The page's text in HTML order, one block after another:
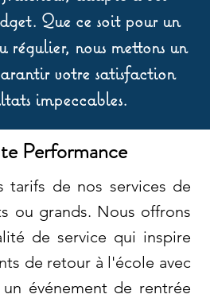
Que ce soit pour un
régulier, nous mettons un
votre satisfaction
impeccables.
Performance
tarifs de nos services de
ou grands. Nous offrons
de service qui inspire
de retour à l'école avec
événement de rentrée